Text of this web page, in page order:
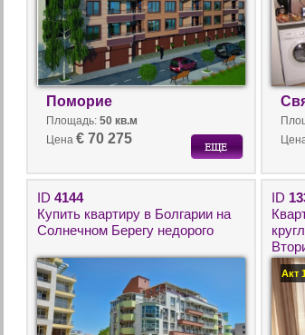
Поморие
Площадь: 50 кв.м
Цена € 70 275
ID 4144
Купить квартиру в Болгарии на
Солнечном Берегу недорого
ID
Акт